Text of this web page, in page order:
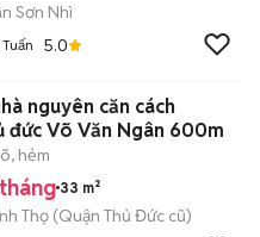
Sơn Nhì
5.0
nguyên căn cách
đức Võ Văn Ngân 600m
hẻm
33 m²
Thọ (Quận Thủ Đức cũ)